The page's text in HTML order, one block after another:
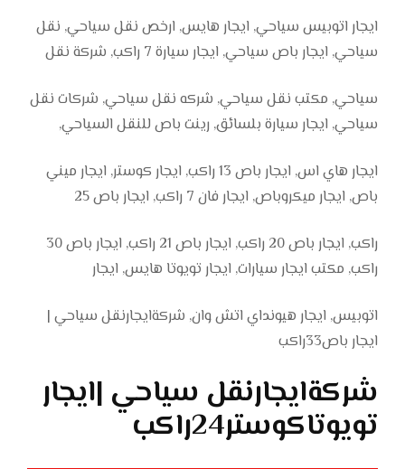
ايجار اتوبيس سياحي, ايجار هايس, ارخص نقل سياحي, نقل
سياحي, ايجار باص سياحي, ايجار سيارة 7 راكب, شركة نقل
سياحي, مكتب نقل سياحي, شركه نقل سياحي, شركات نقل
سياحي, ايجار سيارة بلسائق, رينت باص للنقل السياحي,
ايجار هاي اس, ايجار باص 13 راكب, ايجار كوستر, ايجار ميني
باص, ايجار ميكروباص, ايجار فان 7 راكب, ايجار باص 25
راكب, ايجار باص 20 راكب, ايجار باص 21 راكب, ايجار باص 30
راكب, مكتب ايجار سيارات, ايجار تويوتا هايس, ايجار
اتوبيس, ايجار هيونداي اتش وان, شركةايجارنقل سياحي |
ايجار باص33راكب
شركةايجارنقل سياحي |ايجار
تويوتاكوستر24راكب